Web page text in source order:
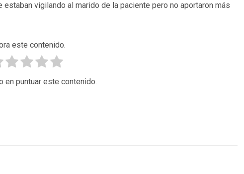
vigilando al marido de la paciente pero no aportaron más
este contenido.
en puntuar este contenido.